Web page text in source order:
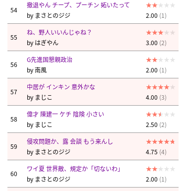
54
撤退やん チープ、プーチン 妬いたって
by まさとのジジ 2.00 (1)
55
ね、野人いいんじゃね？
by はぎやん 3.00 (2)
56
G先進国懇親政治
by南風 2.00 (1)
57
中居が インキン 意外かな
by まじこ 4.00 (3)
58
偉才 陳建一 ケチ 陰険 小さい
by まじこ 2.50 (2)
59
侵攻問題か、露 会談 もう来んし
by まさとのジジ 4.75 (4)
60
ワイ夏 世界敵、規定か「切ないわ」
by まさとのジジ 2.00 (1)